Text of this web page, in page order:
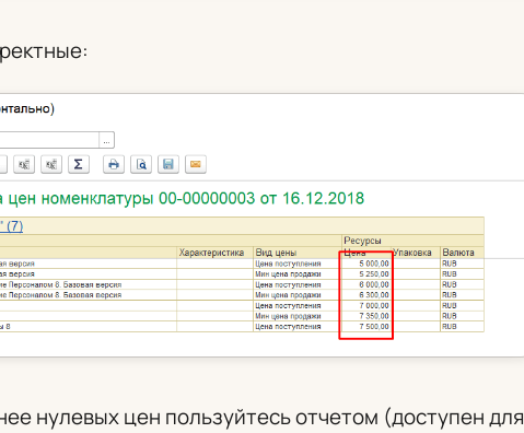
нулевых цен пользуйтесь отчетом (доступен для